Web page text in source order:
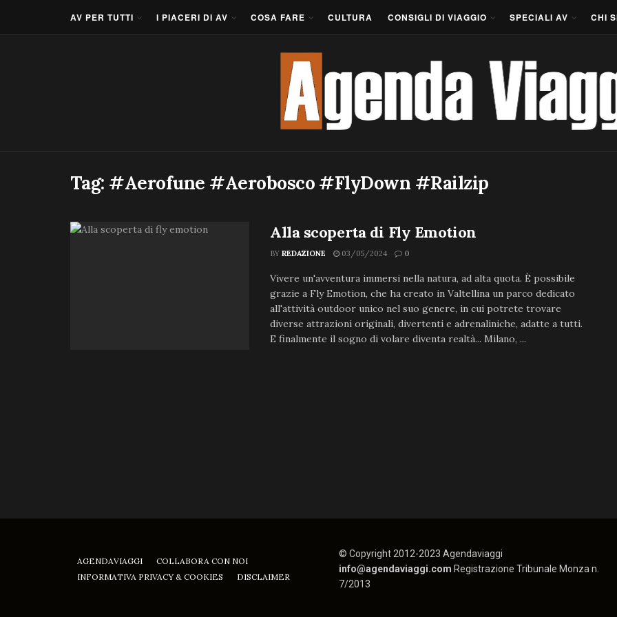
AV PER TUTTI I PIACERI DI AV COSA FARE CULTURA CONSIGLI DI VIAGGIO SPECIALI AV CHI
Tag: #Aerofune #Aerobosco #FlyDown #Railzip
Alla scoperta di Fly Emotion
BY REDAZIONE 03/05/2024 0
Vivere un'avventura immersi nella natura, ad alta quota. È possibile
grazie a Fly Emotion, che ha creato in Valtellina un parco dedicato
all'attività outdoor unico nel suo genere, in cui potrete trovare
diverse attrazioni originali, divertenti e adrenaliniche, adatte a tutti.
E finalmente il sogno di volare diventa realtà... Milano, ...
AGENDAVIAGGI
COLLABORA CON NOI
INFORMATIVA PRIVACY & COOKIES
DISCLAIMER
© Copyright 2012-2023 Agendaviaggi
info@agendaviaggi.com Registrazione Tribunale Monza n.
7/2013